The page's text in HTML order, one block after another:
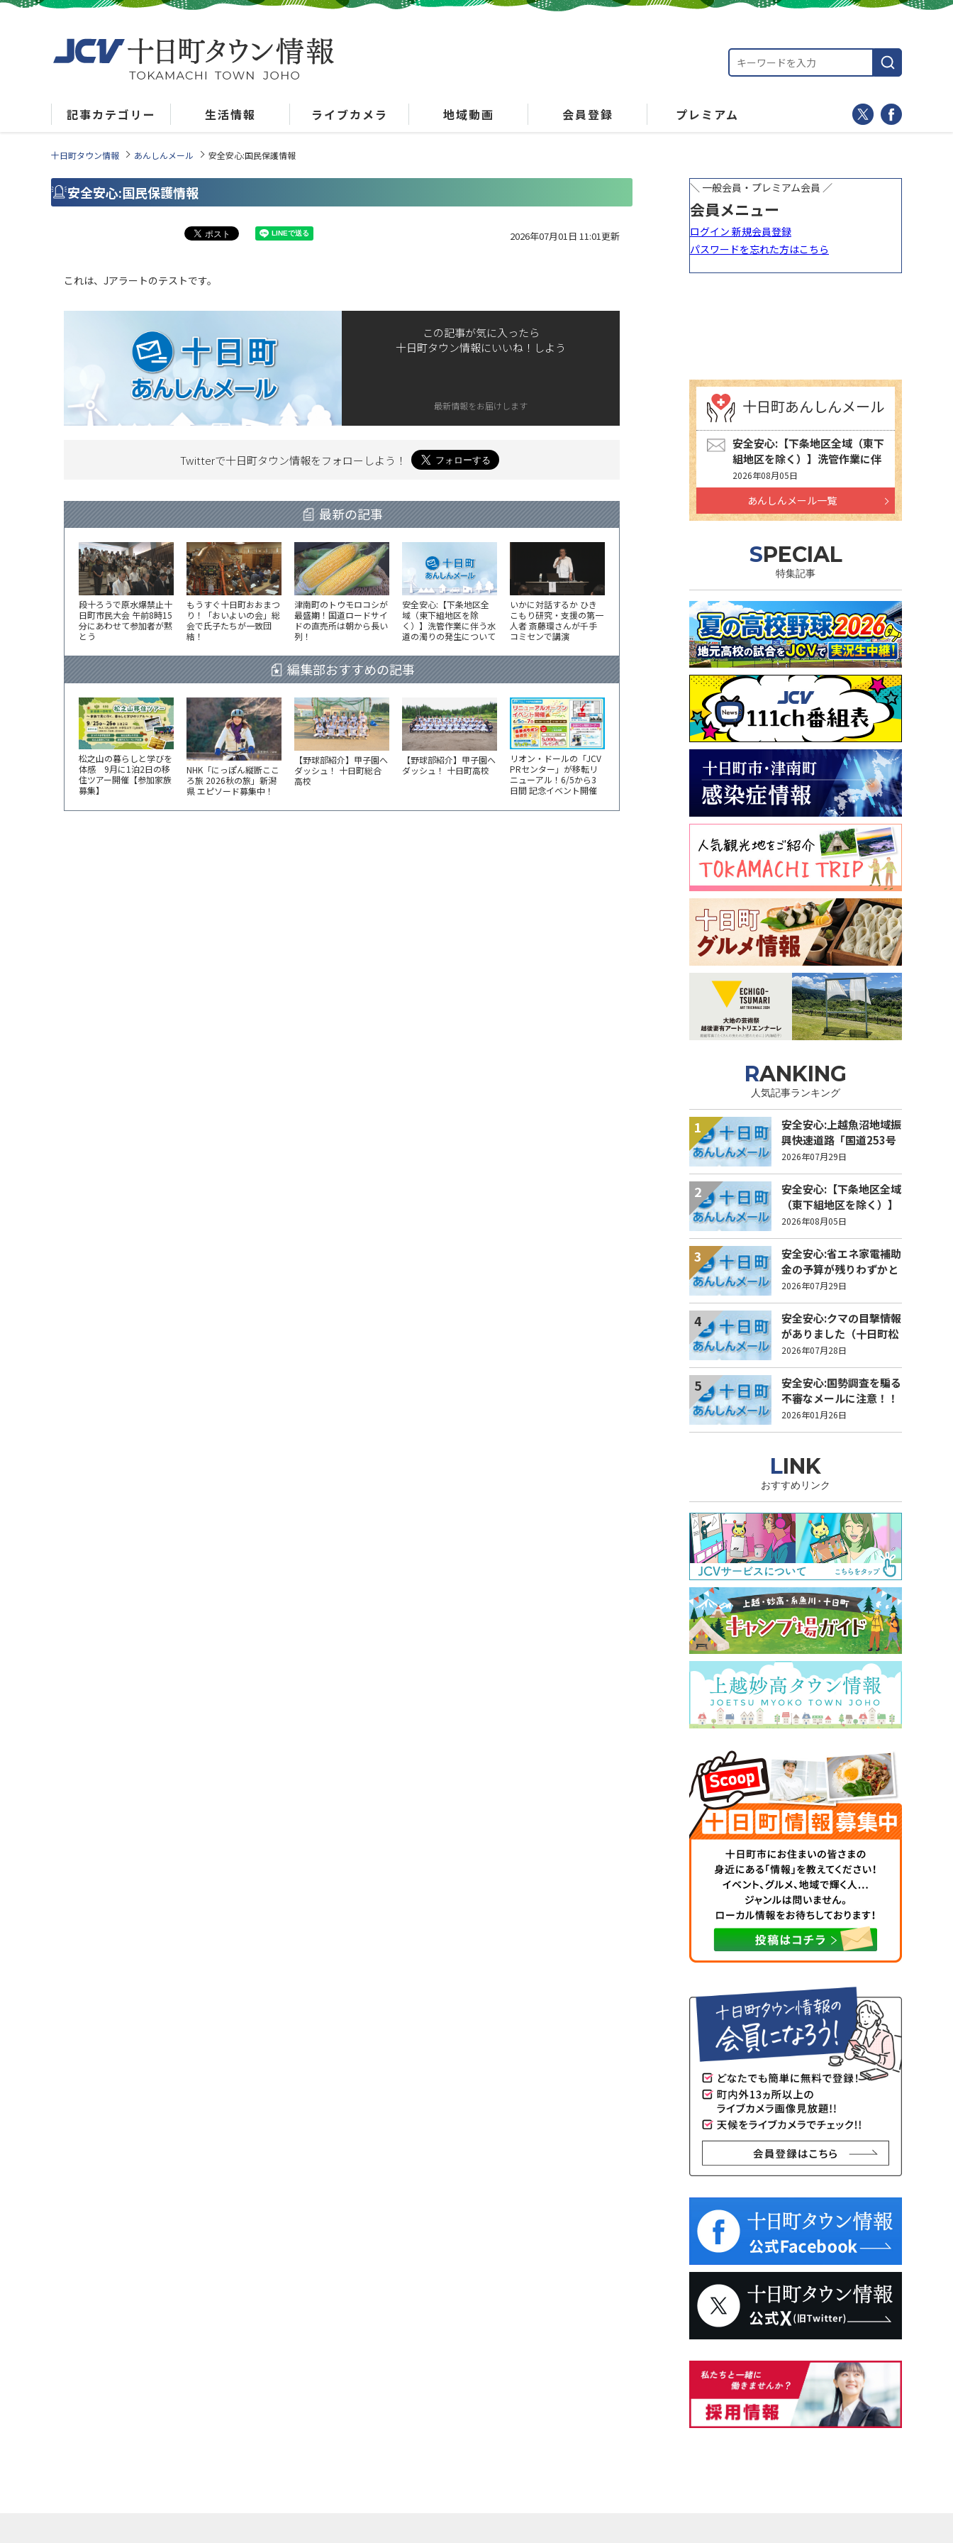
記事カテゴリー 生活情報 ライブカメラ 地域動画 会員登録 プレミアム
十日町タウン情報 あんしんメール 安全安心:国民保護情報
安全安心:国民保護情報
2026年07月01日 11:01更新
これは、Jアラートのテストです。
この記事が気に入ったら
十日町タウン情報にいいね！しよう
最新情報をお届けします
Twitterで十日町タウン情報をフォローしよう！
最新の記事
段十ろうで原水爆禁止十
日町市民大会 午前8時15
分にあわせて参加者が黙
とう
もうすぐ十日町おおまつ
り！「おいよいの会」総
会で氏子たちが一致団
結！
津南町のトウモロコシが
最盛期！国道ロードサイ
ドの直売所は朝から長い
列！
安全安心:【下条地区全
域（東下組地区を除
く）】洗管作業に伴う水
道の濁りの発生について
いかに対話するか ひき
こもり研究・支援の第一
人者 斎藤環さんが千手
コミセンで講演
編集部おすすめの記事
松之山の暮らしと学びを
体感 9月に1泊2日の移
住ツアー開催【参加家族
募集】
NHK「にっぽん縦断ここ
ろ旅 2026秋の旅」新潟
県 エピソード募集中！
【野球部紹介】甲子園へ
ダッシュ！ 十日町総合
高校
【野球部紹介】甲子園へ
ダッシュ！ 十日町高校
リオン・ドールの「JCV
PRセンター」が移転リ
ニューアル！6/5から3
日間 記念イベント開催
十日町あんしんメール
安全安心:【下条地区全域（東下
組地区を除く）】洗管作業に伴
う水道の濁りの発生について
2026年08月05日
あんしんメール一覧
SPECIAL
特集記事
RANKING
人気記事ランキング
1
安全安心:上越魚沼地域振
興快速道路「国道253号
八箇峠道路」の通行規制
について
2026年07月29日
2
安全安心:【下条地区全域
（東下組地区を除く）】
洗管作業に伴う水道の濁
りの発生について
2026年08月05日
3
安全安心:省エネ家電補助
金の予算が残りわずかと
なりました
2026年07月29日
4
安全安心:クマの目撃情報
がありました（十日町松
之山地域光間地内）
2026年07月28日
5
安全安心:国勢調査を騙る
不審なメールに注意！！
2026年01月26日
LINK
おすすめリンク